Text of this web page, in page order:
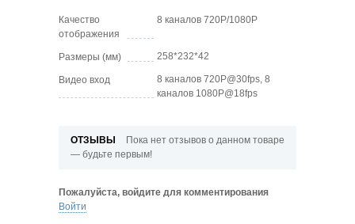
Качество
отображения
8 каналов 720P/1080P
Размеры (мм) 258*232*42
Видео вход
8 каналов 720P@30fps, 8
каналов 1080P@18fps
ОТЗЫВЫ
Пока нет отзывов о данном товаре
— будьте первым!
Пожалуйста, войдите для комментирования
Войти